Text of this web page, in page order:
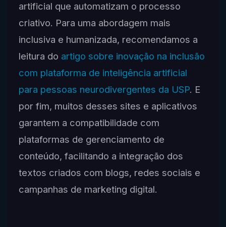
artificial que automatizam o processo
criativo. Para uma abordagem mais
inclusiva e humanizada, recomendamos a
leitura do artigo sobre inovação na inclusão
com plataforma de inteligência artificial
para pessoas neurodivergentes da USP. E
por fim, muitos desses sites e aplicativos
garantem a compatibilidade com
plataformas de gerenciamento de
conteúdo, facilitando a integração dos
textos criados com blogs, redes sociais e
campanhas de marketing digital.